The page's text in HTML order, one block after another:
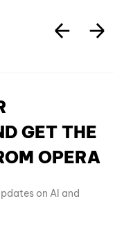
GET THE
OPERA
on AI and